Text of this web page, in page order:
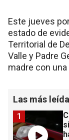
Este jueves
estado de
Territorial de
Valle y Padre
madre con
Las más
1